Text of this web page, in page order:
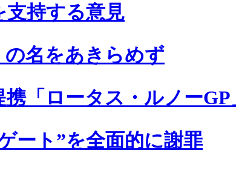
持する意見
名をあきらめず
「ロータス・ルノー
ート”を全面的に謝罪